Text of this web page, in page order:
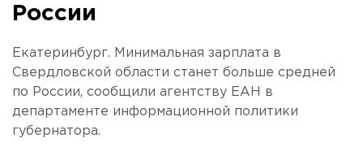
России
Екатеринбург. Минимальная зарплата в
Свердловской области станет больше средней
по России, сообщили агентству ЕАН в
департаменте информационной политики
губернатора.